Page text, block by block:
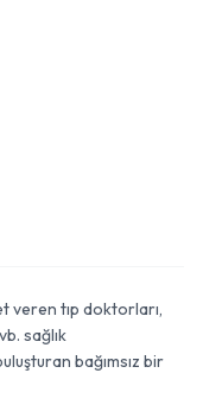
veren tıp doktorları,
sağlık
bağımsız bir